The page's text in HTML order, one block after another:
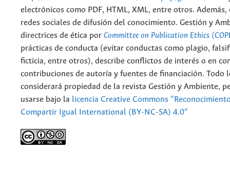
electrónicos como PDF, HTML, XML, entre otros.
redes sociales de difusión del conocimiento. Gestión y
directrices de ética por Committee on Publication Ethics
prácticas de conducta (evitar conductas como plagio,
ficticia, entre otros), describe conflictos de interés o en
contribuciones de autoría y fuentes de financiación. Todo
considerará propiedad de la revista Gestión y Ambiente,
usarse bajo la licencia Creative Commons
Compartir Igual International (BY-NC-SA) 4.0”